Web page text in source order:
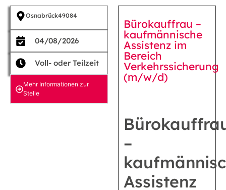
Osnabrück49084
04/08/2026
Voll- oder Teilzeit
Mehr Informationen zur
Stelle
Bürokauffrau –
kaufmännische
Assistenz im
Bereich
Verkehrssicherung
(m/w/d)
–
Assistenz